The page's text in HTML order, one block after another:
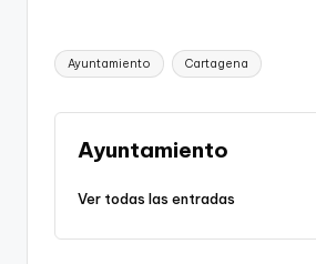
p
y
Li
n
k
c
e
b
o
o
ai
l
e
gr
a A
Etiquetas:
Ayuntamiento Cartagena
Ayuntamiento
Ver todas las entradas